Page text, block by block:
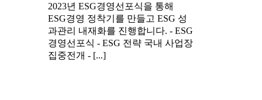
2023년 ESG경영선포식을 통해
ESG경영 정착기를 만들고 ESG 성
과관리 내재화를 진행합니다. - ESG
경영선포식 - ESG 전략 국내 사업장
집중전개 - [...]